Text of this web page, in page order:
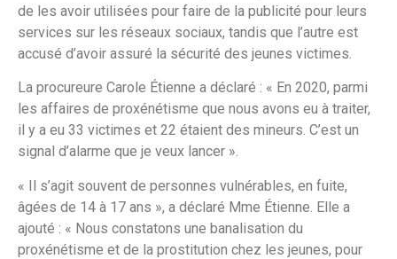
de les avoir utilisées pour faire de la publicité pour leurs
services sur les réseaux sociaux, tandis que l’autre est
accusé d’avoir assuré la sécurité des jeunes victimes.
La procureure Carole Étienne a déclaré : « En 2020, parmi
les affaires de proxénétisme que nous avons eu à traiter,
il y a eu 33 victimes et 22 étaient des mineurs. C’est un
signal d’alarme que je veux lancer ».
« Il s’agit souvent de personnes vulnérables, en fuite,
âgées de 14 à 17 ans », a déclaré Mme Étienne. Elle a
ajouté : « Nous constatons une banalisation du
proxénétisme et de la prostitution chez les jeunes, pour